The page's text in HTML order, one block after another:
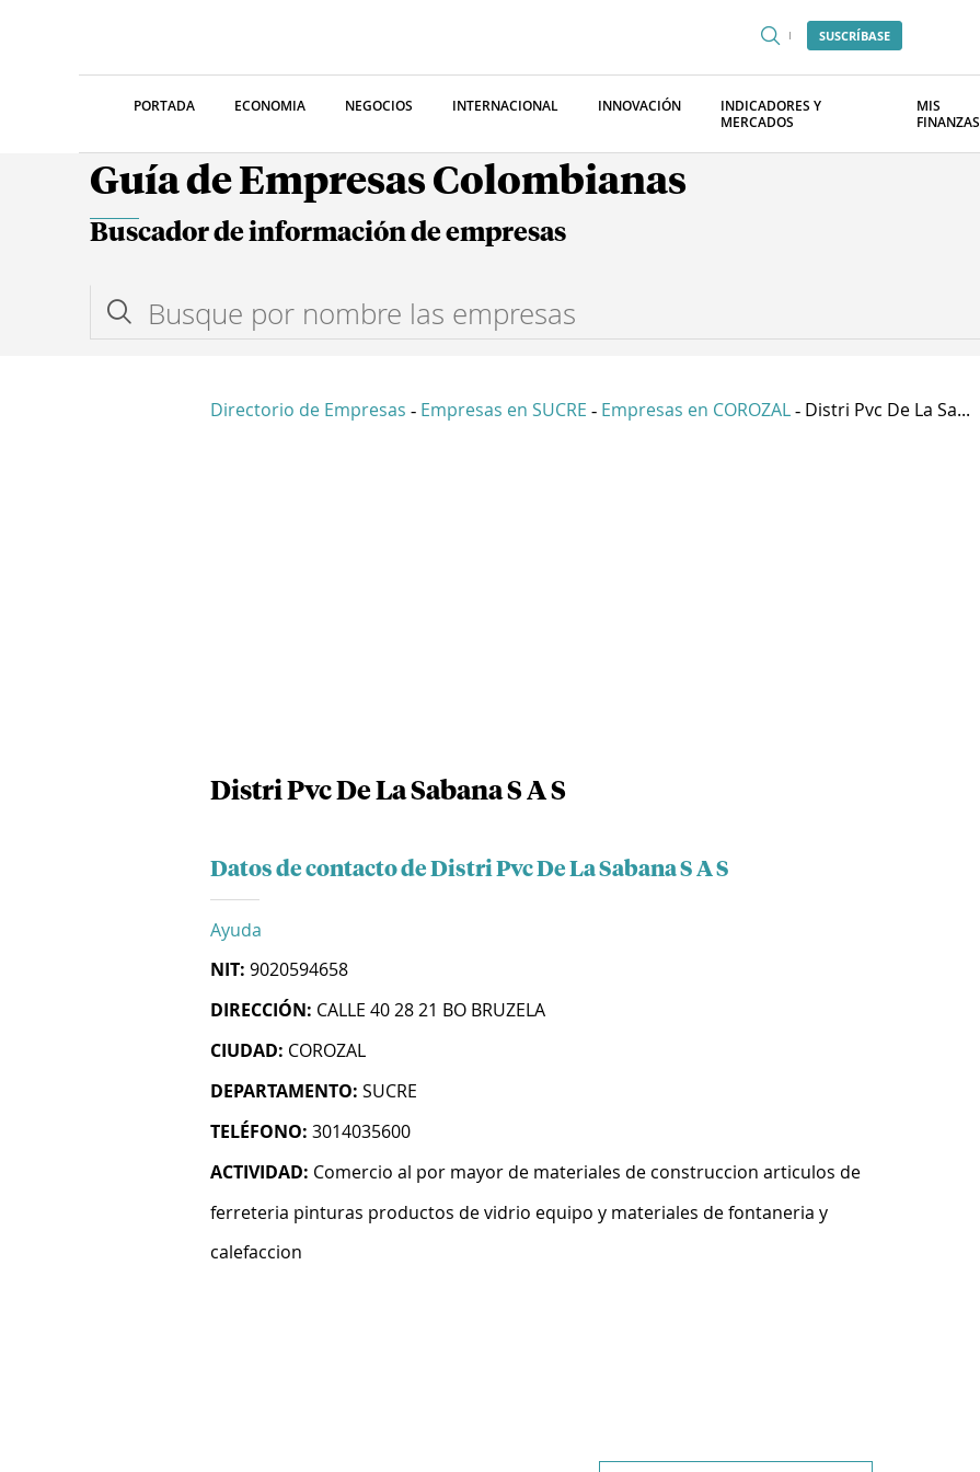
SUSCRÍBASE
PORTADA ECONOMIA NEGOCIOS INTERNACIONAL INNOVACIÓN
INDICADORES Y
MERCADOS
MIS
FINANZAS
Guía de Empresas Colombianas
Buscador de información de empresas
Directorio de Empresas - Empresas en SUCRE - Empresas en COROZAL - Distri Pvc De La Sa...
Distri Pvc De La Sabana S A S
Datos de contacto de Distri Pvc De La Sabana S A S
Ayuda
NIT: 9020594658
DIRECCIÓN: CALLE 40 28 21 BO BRUZELA
CIUDAD: COROZAL
DEPARTAMENTO: SUCRE
TELÉFONO: 3014035600
ACTIVIDAD: Comercio al por mayor de materiales de construccion articulos de
ferreteria pinturas productos de vidrio equipo y materiales de fontaneria y
calefaccion